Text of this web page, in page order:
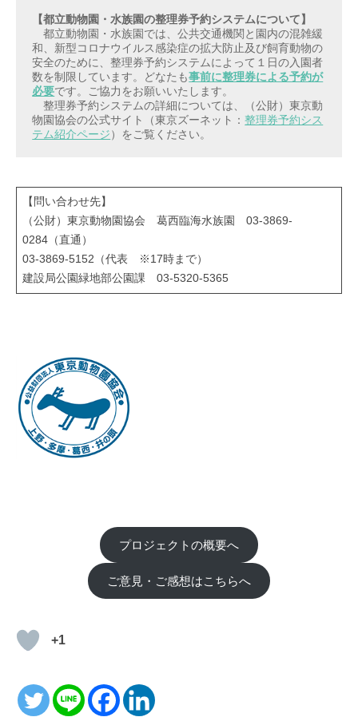
都立動物園・水族園では、公共交通機関と園内の混雑緩
和、新型コロナウイルス感染症の拡大防止及び飼育動物の
安全のために、整理券予約システムによって１日の入園者
数を制限しています。どなたも事前に整理券による予約が
必要です。ご協力をお願いいたします。
整理券予約システムの詳細については、（公財）東京動
物園協会の公式サイト（東京ズーネット：整理券予約シス
テム紹介ページ）をご覧ください。
【問い合わせ先】
（公財）東京動物園協会 葛西臨海水族園 03-3869-
0284（直通）
03-3869-5152（代表 ※17時まで）
建設局公園緑地部公園課 03-5320-5365
プロジェクトの概要へ
ご意見・ご感想はこちらへ
+1